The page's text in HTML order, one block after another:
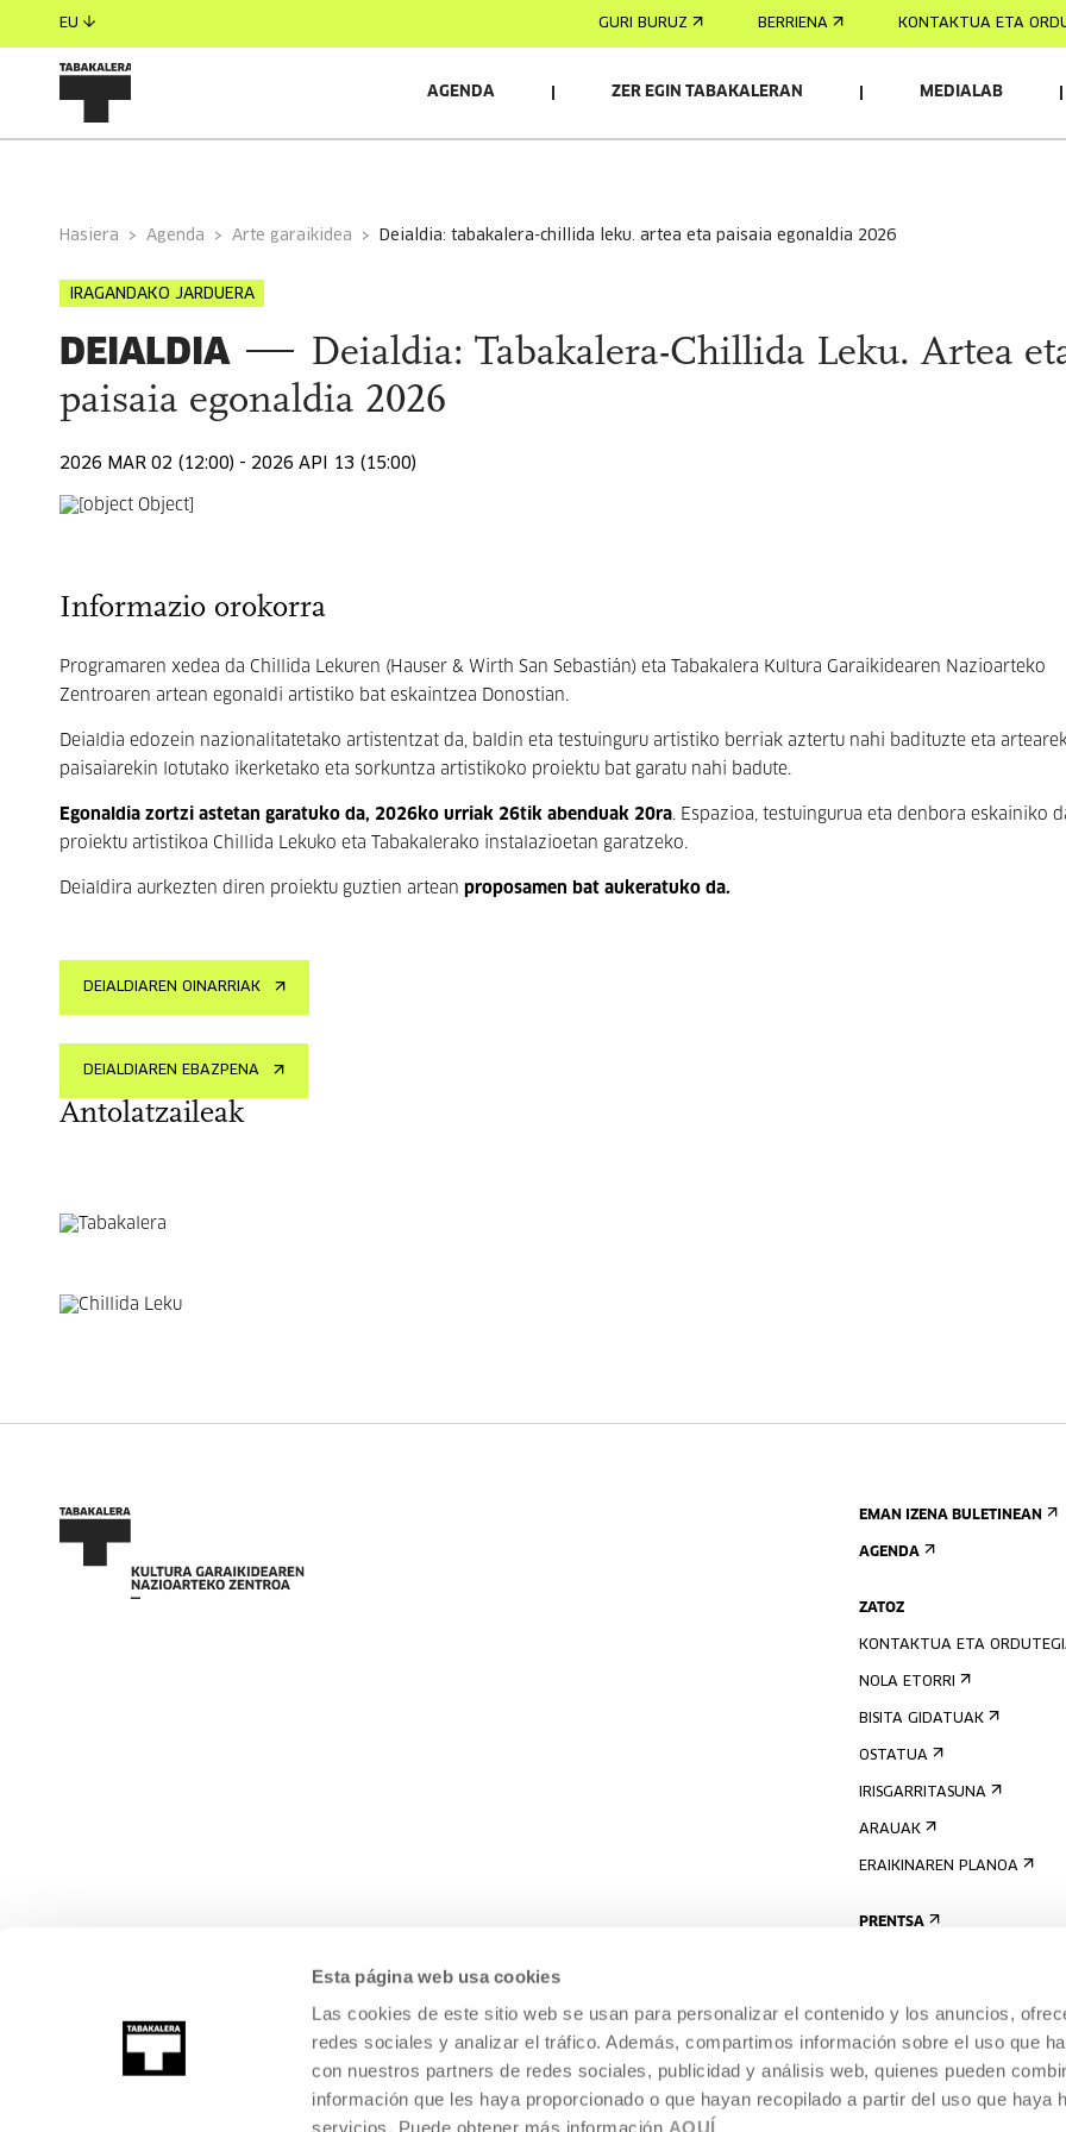
Esta página web usa cookies
Las cookies de este sitio web se usan para personalizar el contenido y los anuncios,
redes sociales y analizar el tráfico. Además, compartimos información sobre el uso que
con nuestros partners de redes sociales, publicidad y análisis web, quienes pueden
información que les haya proporcionado o que hayan recopilado a partir del uso que haya
servicios. Puede obtener más información AQUÍ
EU GURI BURUZ BERRIENA KONTAKTUA ETA
AGENDA ZER EGIN TABAKALERAN MEDIALAB
Hasiera Agenda Arte garaikidea deialdia: tabakalera-chillida leku. artea eta paisaia egonaldia 2026
IRAGANDAKO JARDUERA
DEIALDIA
Deialdia: Tabakalera-Chillida Leku. Artea
paisaia egonaldia 2026
2026 MAR 02 (12:00) - 2026 API 13 (15:00)
Informazio orokorra
Programaren xedea da Chillida Lekuren (Hauser & Wirth San Sebastián) eta Tabakalera Kultura Garaikidearen Nazioarteko
Zentroaren artean egonaldi artistiko bat eskaintzea Donostian.
Deialdia edozein nazionalitatetako artistentzat da, baldin eta testuinguru artistiko berriak aztertu nahi badituzte eta
paisaiarekin lotutako ikerketako eta sorkuntza artistikoko proiektu bat garatu nahi badute.
Egonaldia zortzi astetan garatuko da, 2026ko urriak 26tik abenduak 20ra. Espazioa, testuingurua eta denbora eskainiko
proiektu artistikoa Chillida Lekuko eta Tabakalerako instalazioetan garatzeko.
Deialdira aurkezten diren proiektu guztien artean proposamen bat aukeratuko da.
DEIALDIAREN OINARRIAK
DEIALDIAREN EBAZPENA
Antolatzaileak
EMAN IZENA BULETINEAN
AGENDA
ZATOZ
KONTAKTUA ETA
NOLA ETORRI
BISITA GIDATUAK
OSTATUA
IRISGARRITASUNA
ARAUAK
ERAIKINAREN PLANOA
PRENTSA